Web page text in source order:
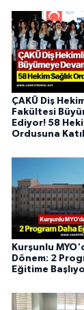
ÇAKÜ Diş
Fakültesi
Ediyor! 58
Ordusuna
Kurşunlu
Dönem: 2
Eğitime